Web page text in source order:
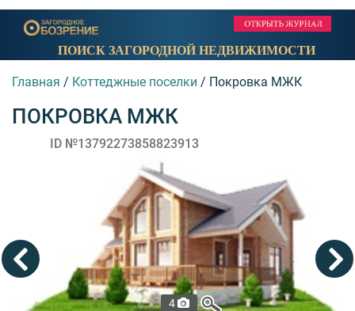
ПОИСК ЗАГОРОДНОЙ НЕДВИЖИМОСТИ
Главная / Коттеджные поселки / Покровка МЖК
ПОКРОВКА МЖК
ID №13792273858823913
4